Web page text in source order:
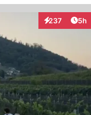
237
Interaktionen
5h